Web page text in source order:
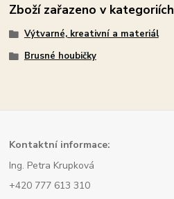
Zboží zařazeno v kategoriích
Výtvarné, kreativní a materiál
Brusné houbičky
Kontaktní informace:
Ing. Petra Krupková
+420 777 613 310